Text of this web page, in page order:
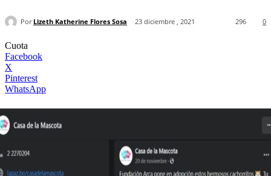
Por Lizeth Katherine Flores Sosa 23 diciembre , 2021 0
296
Cuota
Facebook
X
Pinterest
WhatsApp